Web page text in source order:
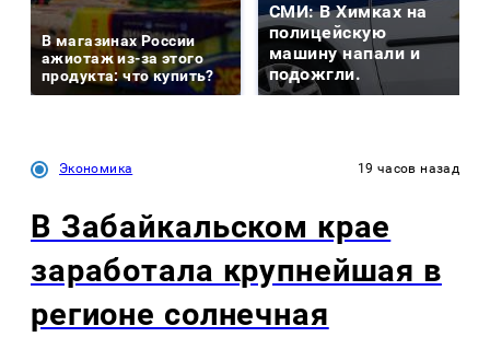
В магазинах России
ажиотаж из-за этого
продукта: что купить?
СМИ: В Химках на
полицейскую
машину напали и
подожгли.
Экономика 19 часов назад
В Забайкальском крае
заработала крупнейшая в
регионе солнечная